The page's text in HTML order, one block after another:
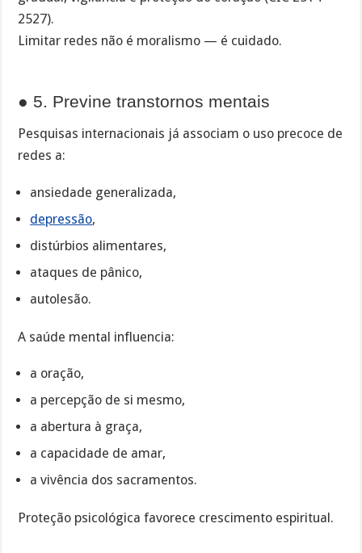
2527).
Limitar redes não é moralismo — é cuidado.
● 5. Previne transtornos mentais
Pesquisas internacionais já associam o uso precoce de
redes a:
ansiedade generalizada,
depressão,
distúrbios alimentares,
ataques de pânico,
autolesão.
A saúde mental influencia:
a oração,
a percepção de si mesmo,
a abertura à graça,
a capacidade de amar,
a vivência dos sacramentos.
Proteção psicológica favorece crescimento espiritual.